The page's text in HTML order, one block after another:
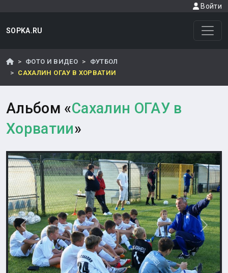
Войти
SOPKA.RU
ФОТО И ВИДЕО
ФУТБОЛ
САХАЛИН ОГАУ В ХОРВАТИИ
Альбом «Сахалин ОГАУ в
Хорватии»
Назад